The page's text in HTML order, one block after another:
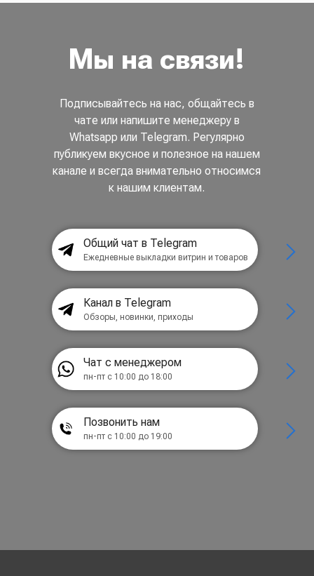
Мы на связи!
Подписывайтесь на нас, общайтесь в
чате или напишите менеджеру в
Whatsapp или Telegram. Регулярно
публикуем вкусное и полезное на нашем
канале и всегда внимательно относимся
к нашим клиентам.
Общий чат в Telegram
Ежедневные выкладки витрин и товаров
Канал в Telegram
Обзоры, новинки, приходы
Чат с менеджером
пн-пт с 10:00 до 18:00
Позвонить нам
пн-пт с 10:00 до 19:00